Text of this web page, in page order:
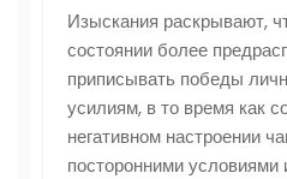
Изыскания раскрывают,
состоянии более
приписывать победы
усилиям, в то время как
негативном настроении
посторонними условиями